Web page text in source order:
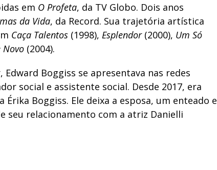
em O Profeta, da TV Globo. Dois anos
da Vida, da Record. Sua trajetória artística
Caça Talentos (1998), Esplendor(2000), Um Só
Novo (2004).
Boggiss se apresentava nas redes
social e assistente social. Desde 2017, era
Boggiss. Ele deixa a esposa, um enteado e
seu relacionamento com a atriz Danielli